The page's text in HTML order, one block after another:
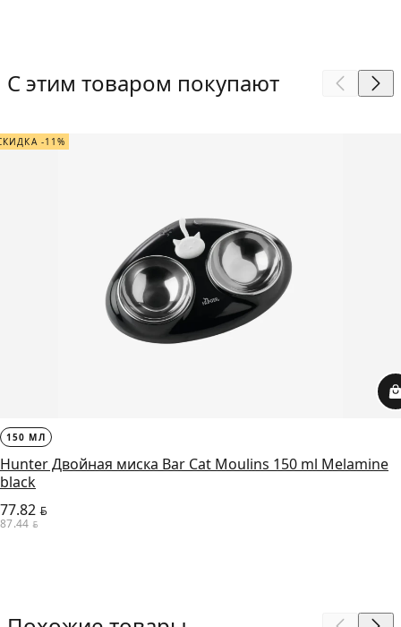
С этим товаром покупают
-11%
150 МЛ
Hunter Двойная миска Bar Cat Moulins 150 ml Melamine
black
77.82 BYN
87.44 BYN